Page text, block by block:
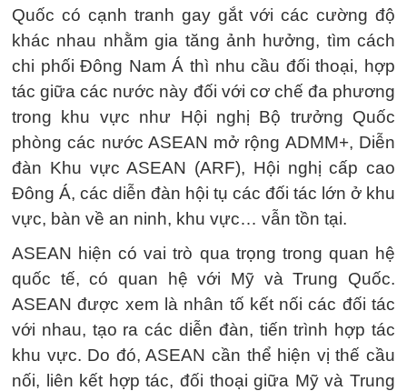
Quốc có cạnh tranh gay gắt với các cường độ
khác nhau nhằm gia tăng ảnh hưởng, tìm cách
chi phối Đông Nam Á thì nhu cầu đối thoại, hợp
tác giữa các nước này đối với cơ chế đa phương
trong khu vực như Hội nghị Bộ trưởng Quốc
phòng các nước ASEAN mở rộng ADMM+, Diễn
đàn Khu vực ASEAN (ARF), Hội nghị cấp cao
Đông Á, các diễn đàn hội tụ các đối tác lớn ở khu
vực, bàn về an ninh, khu vực… vẫn tồn tại.
ASEAN hiện có vai trò qua trọng trong quan hệ
quốc tế, có quan hệ với Mỹ và Trung Quốc.
ASEAN được xem là nhân tố kết nối các đối tác
với nhau, tạo ra các diễn đàn, tiến trình hợp tác
khu vực. Do đó, ASEAN cần thể hiện vị thế cầu
nối, liên kết hợp tác, đối thoại giữa Mỹ và Trung